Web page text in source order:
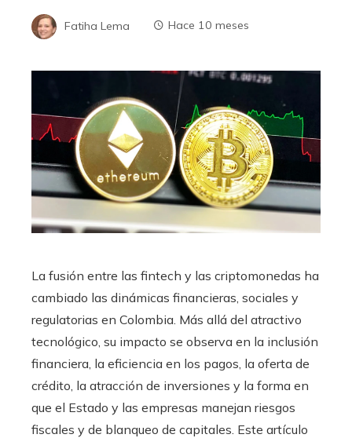
Fatiha Lema Hace 10 meses
La fusión entre las fintech y las criptomonedas ha
cambiado las dinámicas financieras, sociales y
regulatorias en Colombia. Más allá del atractivo
tecnológico, su impacto se observa en la inclusión
financiera, la eficiencia en los pagos, la oferta de
crédito, la atracción de inversiones y la forma en
que el Estado y las empresas manejan riesgos
fiscales y de blanqueo de capitales. Este artículo